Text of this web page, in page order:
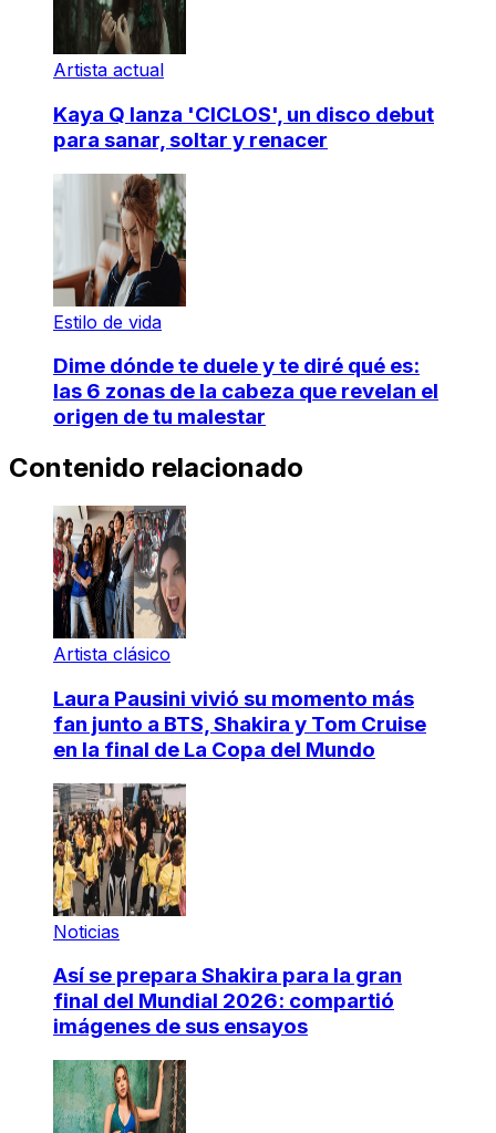
Artista actual
Kaya Q lanza 'CICLOS', un disco debut
para sanar, soltar y renacer
Estilo de vida
Dime dónde te duele y te diré qué es:
las 6 zonas de la cabeza que revelan el
origen de tu malestar
Contenido relacionado
Artista clásico
Laura Pausini vivió su momento más
fan junto a BTS, Shakira y Tom Cruise
en la final de La Copa del Mundo
Noticias
Así se prepara Shakira para la gran
final del Mundial 2026: compartió
imágenes de sus ensayos